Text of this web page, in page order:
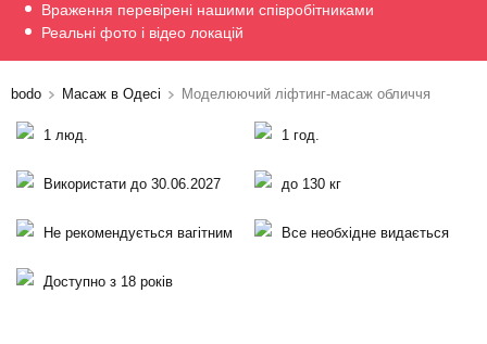
Враження перевірені нашими співробітниками
Реальні фото і відео локацій
bodo Масаж в Одесі Моделюючий ліфтинг-масаж обличчя
1 люд. 1 год.
Використати до 30.06.2027 до 130 кг
Не рекомендується вагітним Все необхідне видається
Доступно з 18 років